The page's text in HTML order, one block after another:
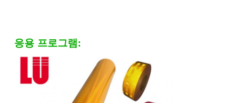
응용 프로그램: